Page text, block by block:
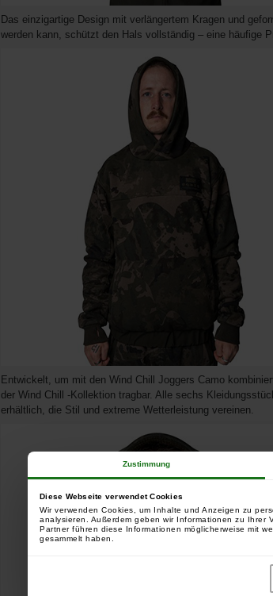
Zustimmung
Diese Webseite verwendet Cookies
Wir verwenden Cookies, um Inhalte und Anzeigen zu
analysieren. Außerdem geben wir Informationen zu Ihrer
Partner führen diese Informationen möglicherweise mit
gesammelt haben.
Das einzigartige Design mit verlängertem Kragen und
werden kann, schützt den Hals vollständig – eine häufige
Entwickelt, um mit den Wind Chill Joggers Camo
der Wind Chill -Kollektion tragbar. Alle sechs
erhältlich, die Stil und extreme Wetterleistung vereinen.